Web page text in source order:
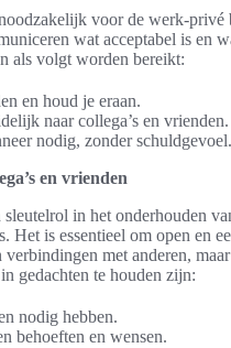
voor de werk-privé
wat acceptabel is en
als volgt worden bereikt:
en houd je eraan.
naar collega’s en vrienden.
nodig, zonder schuldgevoel.
en vrienden
in het onderhouden
Het is essentieel om open en
met anderen,
gedachten te houden zijn:
nodig hebben.
behoeften en wensen.